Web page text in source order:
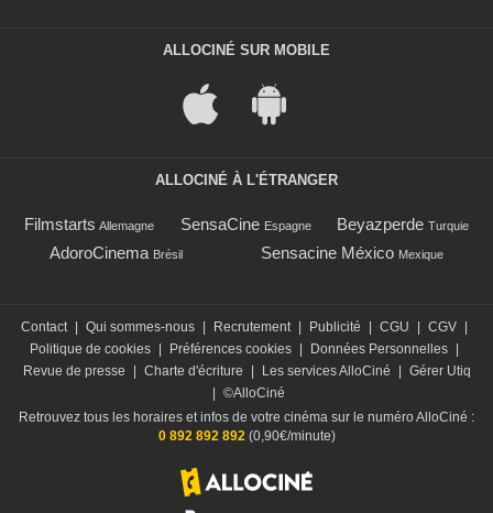
ALLOCINÉ SUR MOBILE
ALLOCINÉ À L'ÉTRANGER
Filmstarts Allemagne SensaCine Espagne Beyazperde Turquie
AdoroCinema Brésil Sensacine México Mexique
Contact Qui sommes-nous Recrutement Publicité CGU CGV
Politique de cookies
Préférences cookies Données Personnelles
Revue de presse
Charte d'écriture Les services AlloCiné
Gérer Utiq
©AlloCiné
Retrouvez tous les horaires et infos de votre cinéma sur le numéro AlloCiné :
0 892 892 892(0,90€/minute)